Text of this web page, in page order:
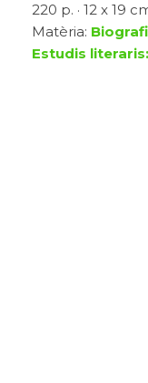
220 p. · 12 x 19
Matèria:
Estudis